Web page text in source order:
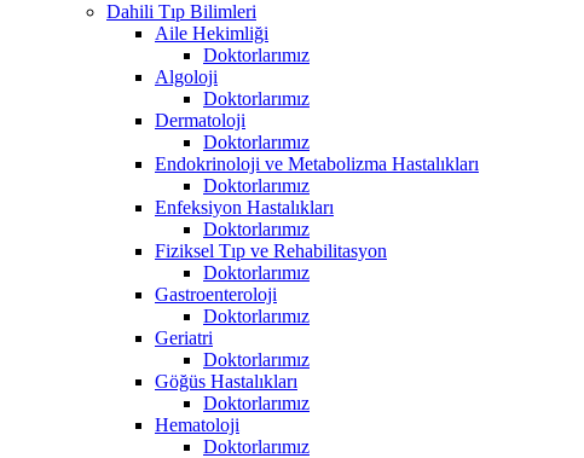
Dahili Tıp Bilimleri
Aile Hekimliği
Doktorlarımız
Algoloji
Doktorlarımız
Dermatoloji
Doktorlarımız
Endokrinoloji ve Metabolizma Hastalıkları
Doktorlarımız
Enfeksiyon Hastalıkları
Doktorlarımız
Fiziksel Tıp ve Rehabilitasyon
Doktorlarımız
Gastroenteroloji
Doktorlarımız
Geriatri
Doktorlarımız
Göğüs Hastalıkları
Doktorlarımız
Hematoloji
Doktorlarımız